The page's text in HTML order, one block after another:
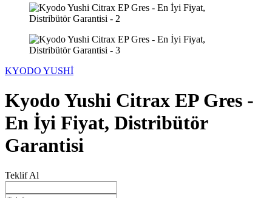
KYODO YUSHİ
Kyodo Yushi Citrax EP Gres -
En İyi Fiyat, Distribütör
Garantisi
Teklif Al